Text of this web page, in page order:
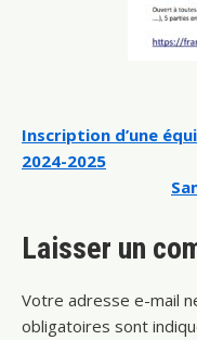
Navigation
de
Inscription d’une
2024-2025
Laisser un
Votre adresse e-mail
obligatoires sont